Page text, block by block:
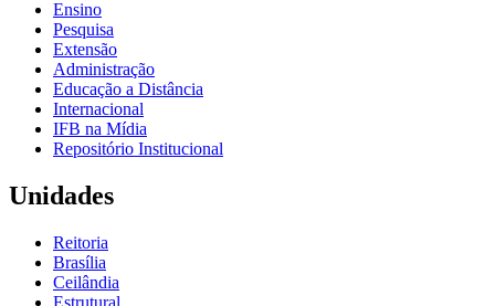
Ensino
Pesquisa
Extensão
Administração
Educação a Distância
Internacional
IFB na Mídia
Repositório Institucional
Unidades
Reitoria
Brasília
Ceilândia
Estrutural